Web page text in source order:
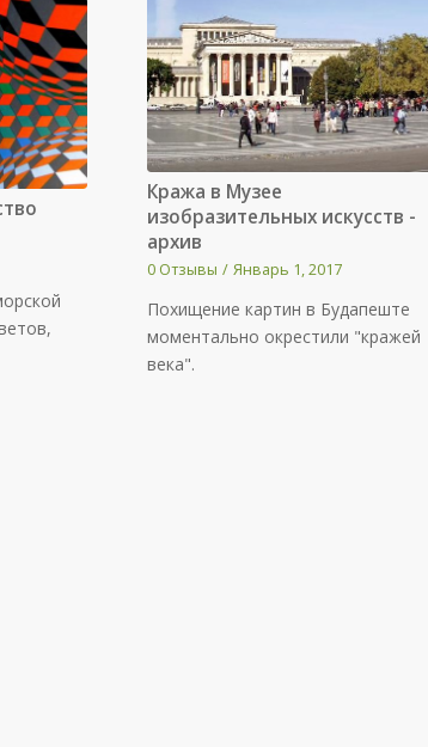
Кража в Музее
изобразительных искусств -
архив
0 Отзывы / Январь 1, 2017
Похищение картин в Будапеште
моментально окрестили "кражей
века".